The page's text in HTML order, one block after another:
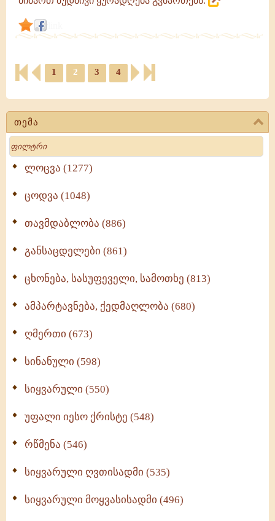
თემა
Search
ლოცვა (1277)
ცოდვა (1048)
თავმდაბლობა (886)
განსაცდელები (861)
ცხონება, სასუფეველი, სამოთხე (813)
ამპარტავნება, ქედმაღლობა (680)
ღმერთი (673)
სინანული (598)
სიყვარული (550)
უფალი იესო ქრისტე (548)
რწმენა (546)
სიყვარული ღვთისადმი (535)
სიყვარული მოყვასისადმი (496)
1 2 3 4